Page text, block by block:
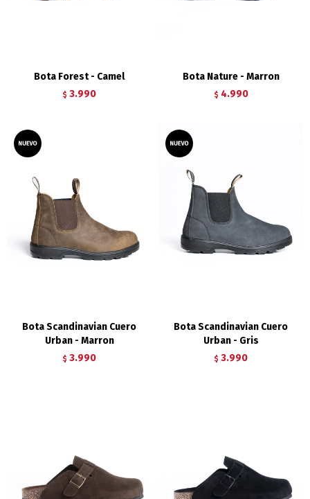
Bota Forest - Camel
$ 3.990
Bota Nature - Marron
$ 4.990
Bota Scandinavian Cuero
Urban - Marron
$ 3.990
Bota Scandinavian Cuero
Urban - Gris
$ 3.990